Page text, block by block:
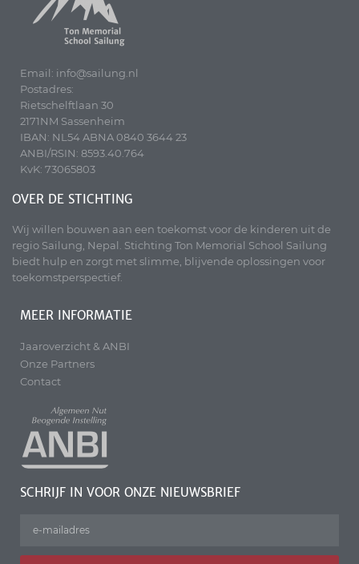
Email: info@sailung.nl
Postadres:
Rietschelftlaan 30
2171NM Sassenheim
IBAN: NL54 ABNA 0840 3644 23
ANBI/RSIN: 8593.40.764
KvK: 73065803
OVER DE STICHTING
Wij willen bouwen aan een toekomst voor de kinderen uit de
regio Sailung, Nepal. Stichting Ton Memorial School Sailung
biedt hulp en zorgt met slimme, blijvende oplossingen voor
toekomstperspectief.
MEER INFORMATIE
Jaaroverzicht & ANBI
Onze Partners
Contact
SCHRIJF IN VOOR ONZE NIEUWSBRIEF